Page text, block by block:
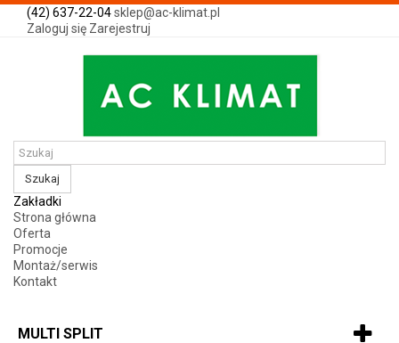
(42) 637-22-04sklep@ac-klimat.pl
Zaloguj się Zarejestruj
Szukaj
Zakładki
Strona główna
Oferta
Promocje
Montaż/serwis
Kontakt
MULTI SPLIT